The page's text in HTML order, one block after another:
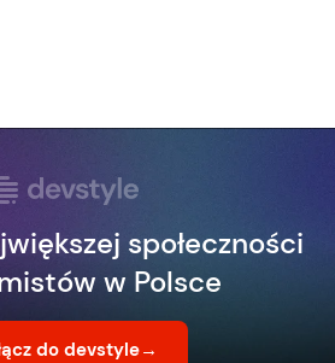
społeczności
w Polsce
do devstyle→